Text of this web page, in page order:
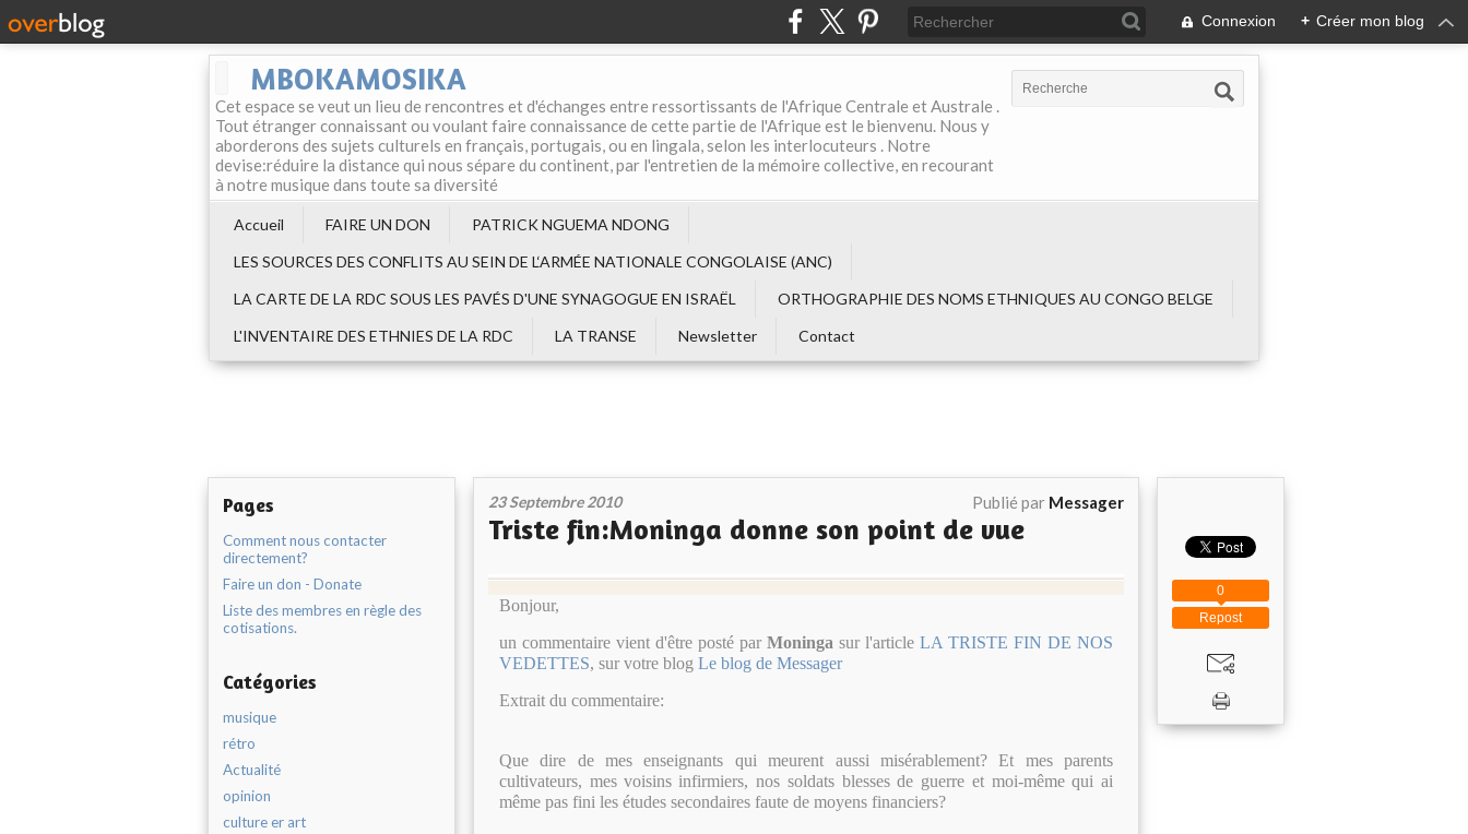
Connexion + Créer mon blog
MBOKAMOSIKA
Cet espace se veut un lieu de rencontres et d'échanges entre ressortissants de l'Afrique Centrale et Australe .
Tout étranger connaissant ou voulant faire connaissance de cette partie de l'Afrique est le bienvenu. Nous y
aborderons des sujets culturels en français, portugais, ou en lingala, selon les interlocuteurs . Notre
devise:réduire la distance qui nous sépare du continent, par l'entretien de la mémoire collective, en recourant
à notre musique dans toute sa diversité
Accueil FAIRE UN DON
PATRICK NGUEMA NDONG
LES SOURCES DES CONFLITS AU SEIN DE L‘ARMÉE NATIONALE CONGOLAISE (ANC)
LA CARTE DE LA RDC SOUS LES PAVÉS D'UNE SYNAGOGUE EN ISRAËL
ORTHOGRAPHIE DES NOMS ETHNIQUES AU CONGO BELGE
L'INVENTAIRE DES ETHNIES DE LA RDC
LA TRANSE Newsletter Contact
Pages
Comment nous contacter
directement?
Faire un don - Donate
Liste des membres en règle des
cotisations.
Catégories
musique
rétro
Actualité
opinion
culture er art
23 Septembre 2010 Publié par Messager
Triste fin:Moninga donne son point de vue
Bonjour,
un commentaire vient d'être posté par Moninga sur l'article LA TRISTE FIN DE NOS
VEDETTES, sur votre blog Le blog de Messager
Extrait du commentaire:
Que dire de mes enseignants qui meurent aussi misérablement? Et mes parents
cultivateurs, mes voisins infirmiers, nos soldats blesses de guerre et moi-même qui ai
même pas fini les études secondaires faute de moyens financiers?
Repost
0